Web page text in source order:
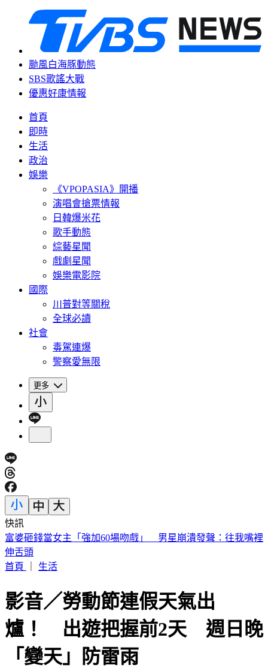
颱風白海豚動態
SBS歌謠大戰
優惠好康情報
首頁
即時
生活
政治
娛樂
《VPOPASIA》開播
演唱會搶票情報
日韓爆米花
歌手動態
綜藝星聞
戲劇星聞
娛樂電影院
國際
川普對等關稅
全球必讀
社會
毒駕連爆
警察愛無限
更多
快訊
喉嚨痛如刀割！一票人狂咳3週「新冠、流感全陰」 醫曝：
這次病毒很毒
首頁
生活
影音／勞動節連假天氣出
爐！ 出遊把握前2天 週日晚
「變天」防雷雨